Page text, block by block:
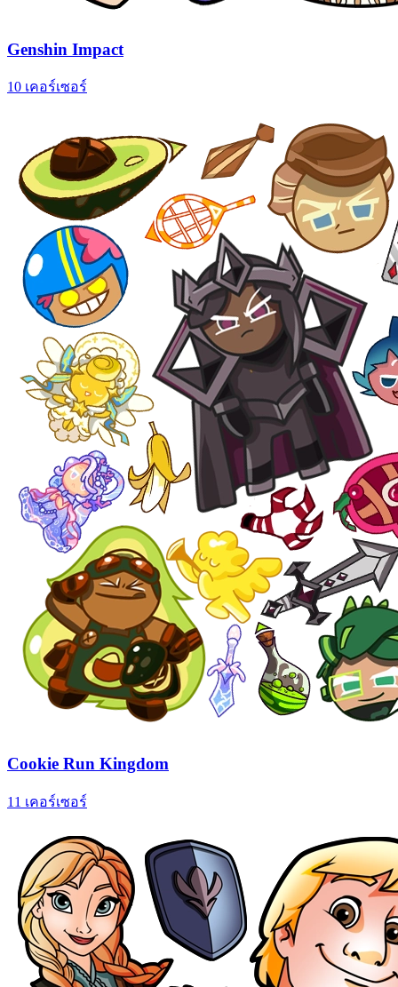
Genshin Impact
10 เคอร์เซอร์
Cookie Run Kingdom
11 เคอร์เซอร์